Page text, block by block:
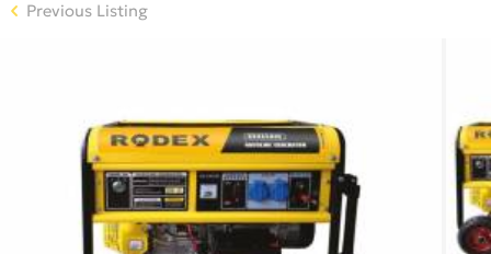
Previous Listing